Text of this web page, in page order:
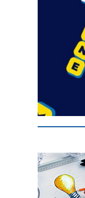
CARNET
25 avril 2022
Afin
ukrainiens
FEUILLETER